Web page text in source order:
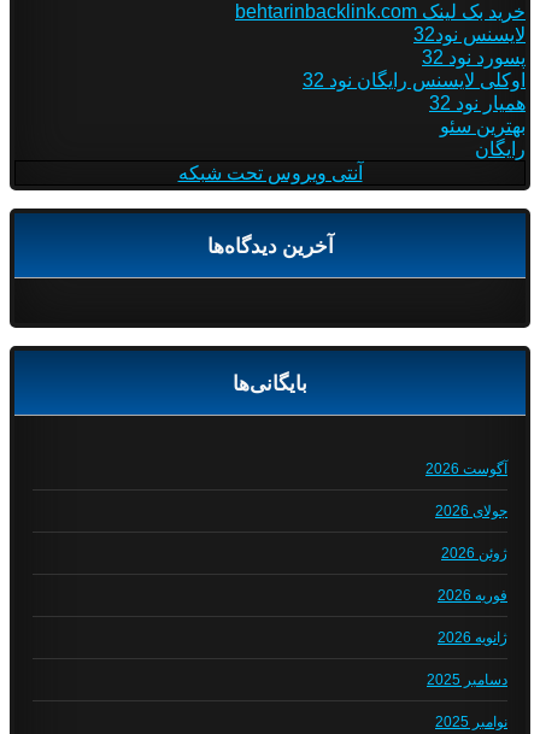
خرید بک لینک behtarinbacklink.com
لایسنس نود32
پسورد نود 32
اوکلی لایسنس رایگان نود 32
همیار نود 32
بهترین سئو
رایگان
آنتی ویروس تحت شبکه
آخرین دیدگاه‌ها
بایگانی‌ها
آگوست 2026
جولای 2026
ژوئن 2026
فوریه 2026
ژانویه 2026
دسامبر 2025
نوامبر 2025